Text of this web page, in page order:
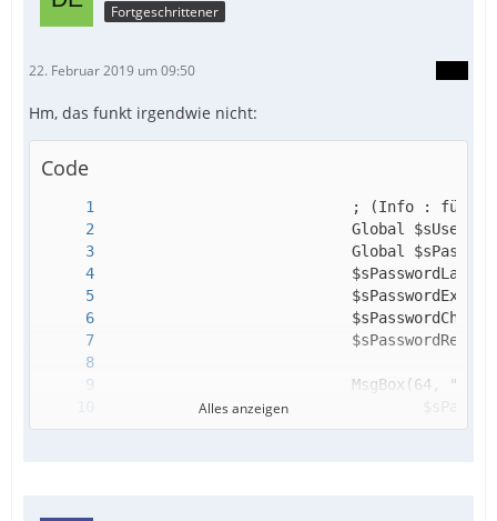
Fortgeschrittener
22. Februar 2019 um 09:50
Hm, das funkt irgendwie nicht:
Code
Alles anzeigen